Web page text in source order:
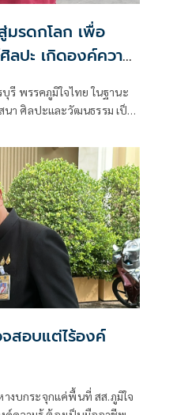
รดกโลก เพื่อ
ปะ เกิดองค์ความ
รี พรรคภูมิใจไทย ในฐานะ
นา ศิลปะและวัฒนธรรม เป็น
จังหวัดเพชรบุรี ร่วมกับ
ย ตลอดจนทุกภาคส่วน ที่ร่วม
พื่อแลกเปลี่ยนองค์ความรู้และ
านาชาติ
สอบแต่ไร้องค์
งบกระจุกแค่พื้นที่ สส.ภูมิใจ